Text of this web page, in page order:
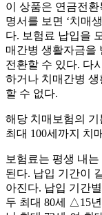
이 상품은 연금전
명서를 보면 ‘치매
다. 보험료 납입을
매간병 생활자금을
전환할 수 있다. 다
하거나 치매간병
할 수 없다.
해당 치매보험의
최대 100세까지 치
보험료는 평생 내
된다. 납입 기간이
아진다. 납입 기간
두 최대 80세 △15